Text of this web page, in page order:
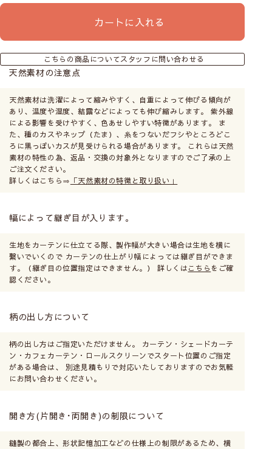
カートに入れる
こちらの商品についてスタッフに問い合わせる
天然素材の注意点
天然素材は洗濯によって縮みやすく、自重によって伸びる傾向が
あり、温度や湿度、結露などによっても伸び縮みします。 紫外線
による影響を受けやすく、色あせしやすい特徴があります。 ま
た、種のカスやネップ（たま）、糸をつないだフシやところどこ
ろに黒っぽいカスが見受けられる場合があります。 これらは天然
素材の特性の為、返品・交換の対象外となりますのでご了承の上
ご注文ください。
詳しくはこちら⇒ 「天然素材の特徴と取り扱い」
幅によって継ぎ目が入ります。
生地をカーテンに仕立てる際、製作幅が大きい場合は生地を横に
繋いでいくので カーテンの仕上がり幅によっては継ぎ目ができま
す。（継ぎ目の位置指定はできません。） 詳しくはこちら をご確
認ください。
柄の出し方について
柄の出し方はご指定いただけません。 カーテン・シェードカーテ
ン・カフェカーテン・ロールスクリーンでスタート位置のご指定
がある場合は、 別途見積もりで対応いたしておりますのでお気軽
にお問い合わせください。
開き方(片開き･両開き)の制限について
縫製の都合上、形状記憶加工などの仕様上の制限があるため、横